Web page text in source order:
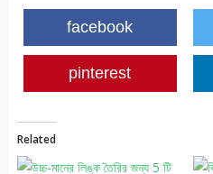
facebook
pinterest
Related